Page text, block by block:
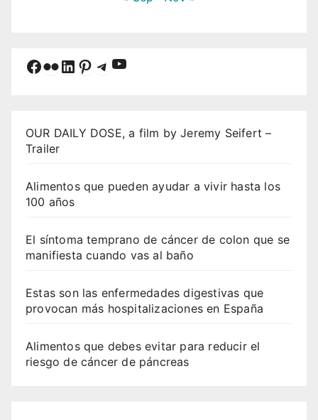
Facebook
Flickr
LinkedIn
Pinterest
Telegram
YouTube
OUR DAILY DOSE, a film by Jeremy Seifert –
Trailer
Alimentos que pueden ayudar a vivir hasta los
100 años
El síntoma temprano de cáncer de colon que se
manifiesta cuando vas al baño
Estas son las enfermedades digestivas que
provocan más hospitalizaciones en España
Alimentos que debes evitar para reducir el
riesgo de cáncer de páncreas